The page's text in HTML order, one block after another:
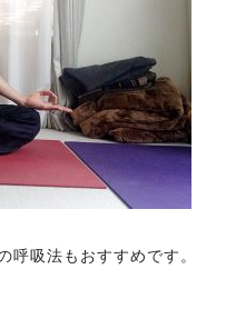
呼吸法もおすすめです。